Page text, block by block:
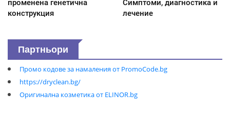
променена генетична
конструкция
Симптоми, диагностика и
лечение
Партньори
Промо кодове за намаления от PromoCode.bg
https://dryclean.bg/
Оригинална козметика от ELINOR.bg